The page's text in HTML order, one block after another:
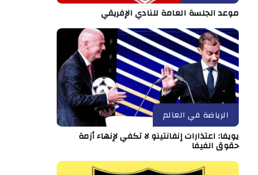
موعد الجلسة العامة للنادي الإفريقي
الرياضة في العالم
يويفا: اعتذارات إنفانتينو لا تكفي لإنهاء أزمة
حقوق الفيفا